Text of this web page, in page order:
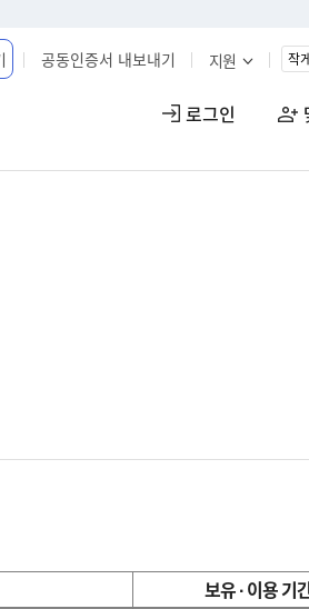
공동인증서 내보내기 지원 작
로그인
보유 ∙ 이용 기